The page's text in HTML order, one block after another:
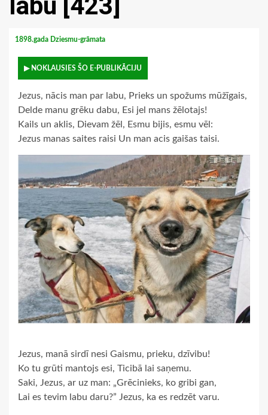
1898.gada Dziesmu-grāmata
▶ NOKLAUSIES ŠO E-PUBLIKĀCIJU
Jezus, nācis man par labu, Prieks un spožums mūžīgais,
Delde manu grēku dabu, Esi jel mans žēlotajs!
Kails un aklis, Dievam žēl, Esmu bijis, esmu vēl:
Jezus manas saites raisi Un man acis gaišas taisi.
Jezus, manā sirdī nesi Gaismu, prieku, dzīvibu!
Ko tu grūti mantojs esi, Ticibā lai saņemu.
Saki, Jezus, ar uz man: „Grēcinieks, ko gribi gan,
Lai es tevim labu daru?” Jezus, ka es redzēt varu.